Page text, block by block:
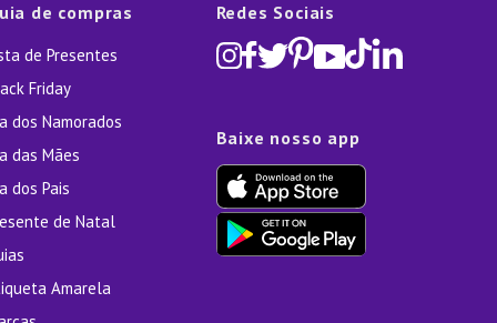
de compras
de Presentes
Friday
dos Namorados
das Mães
dos Pais
de Natal
Amarela
Redes Sociais
Baixe nosso app